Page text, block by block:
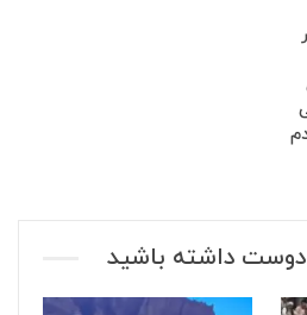
داشته باشید